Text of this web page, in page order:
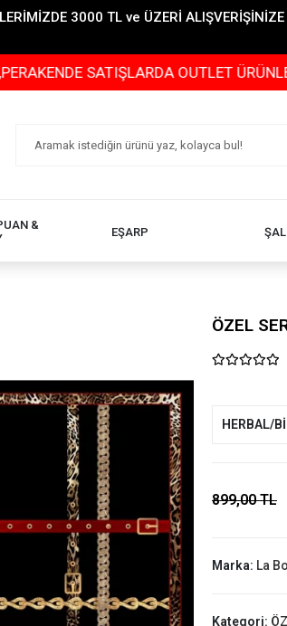
3000 TL ve ÜZERİ
SATIŞLARDA OUTLET
&
EŞARP ŞAL
ÖZEL
HERBAL/
899,00 TL
Marka: La
Kategori: